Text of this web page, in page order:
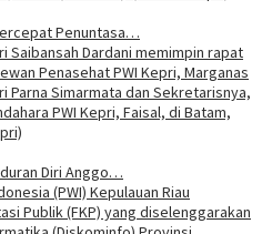
Penuntasa…
Diri Anggo…